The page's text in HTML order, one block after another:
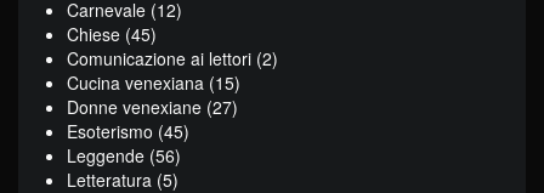
Carnevale (12)
Chiese (45)
Comunicazione ai lettori (2)
Cucina venexiana (15)
Donne venexiane (27)
Esoterismo (45)
Leggende (56)
Letteratura (5)